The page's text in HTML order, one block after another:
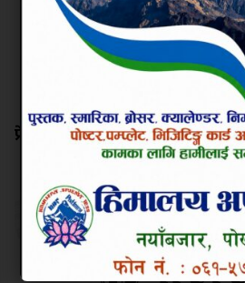
प्रेस स्वतन्त्रता नियन्त्रित गर्ने काम नगर